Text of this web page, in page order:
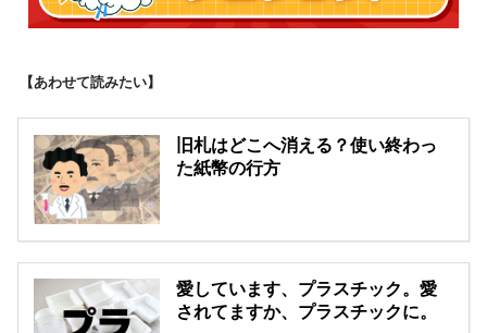
【あわせて読みたい】
旧札はどこへ消える？使い終わっ
た紙幣の行方
愛しています、プラスチック。愛
されてますか、プラスチックに。